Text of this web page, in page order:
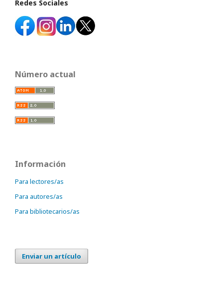
Redes Sociales
Número actual
Información
Para lectores/as
Para autores/as
Para bibliotecarios/as
Enviar un artículo